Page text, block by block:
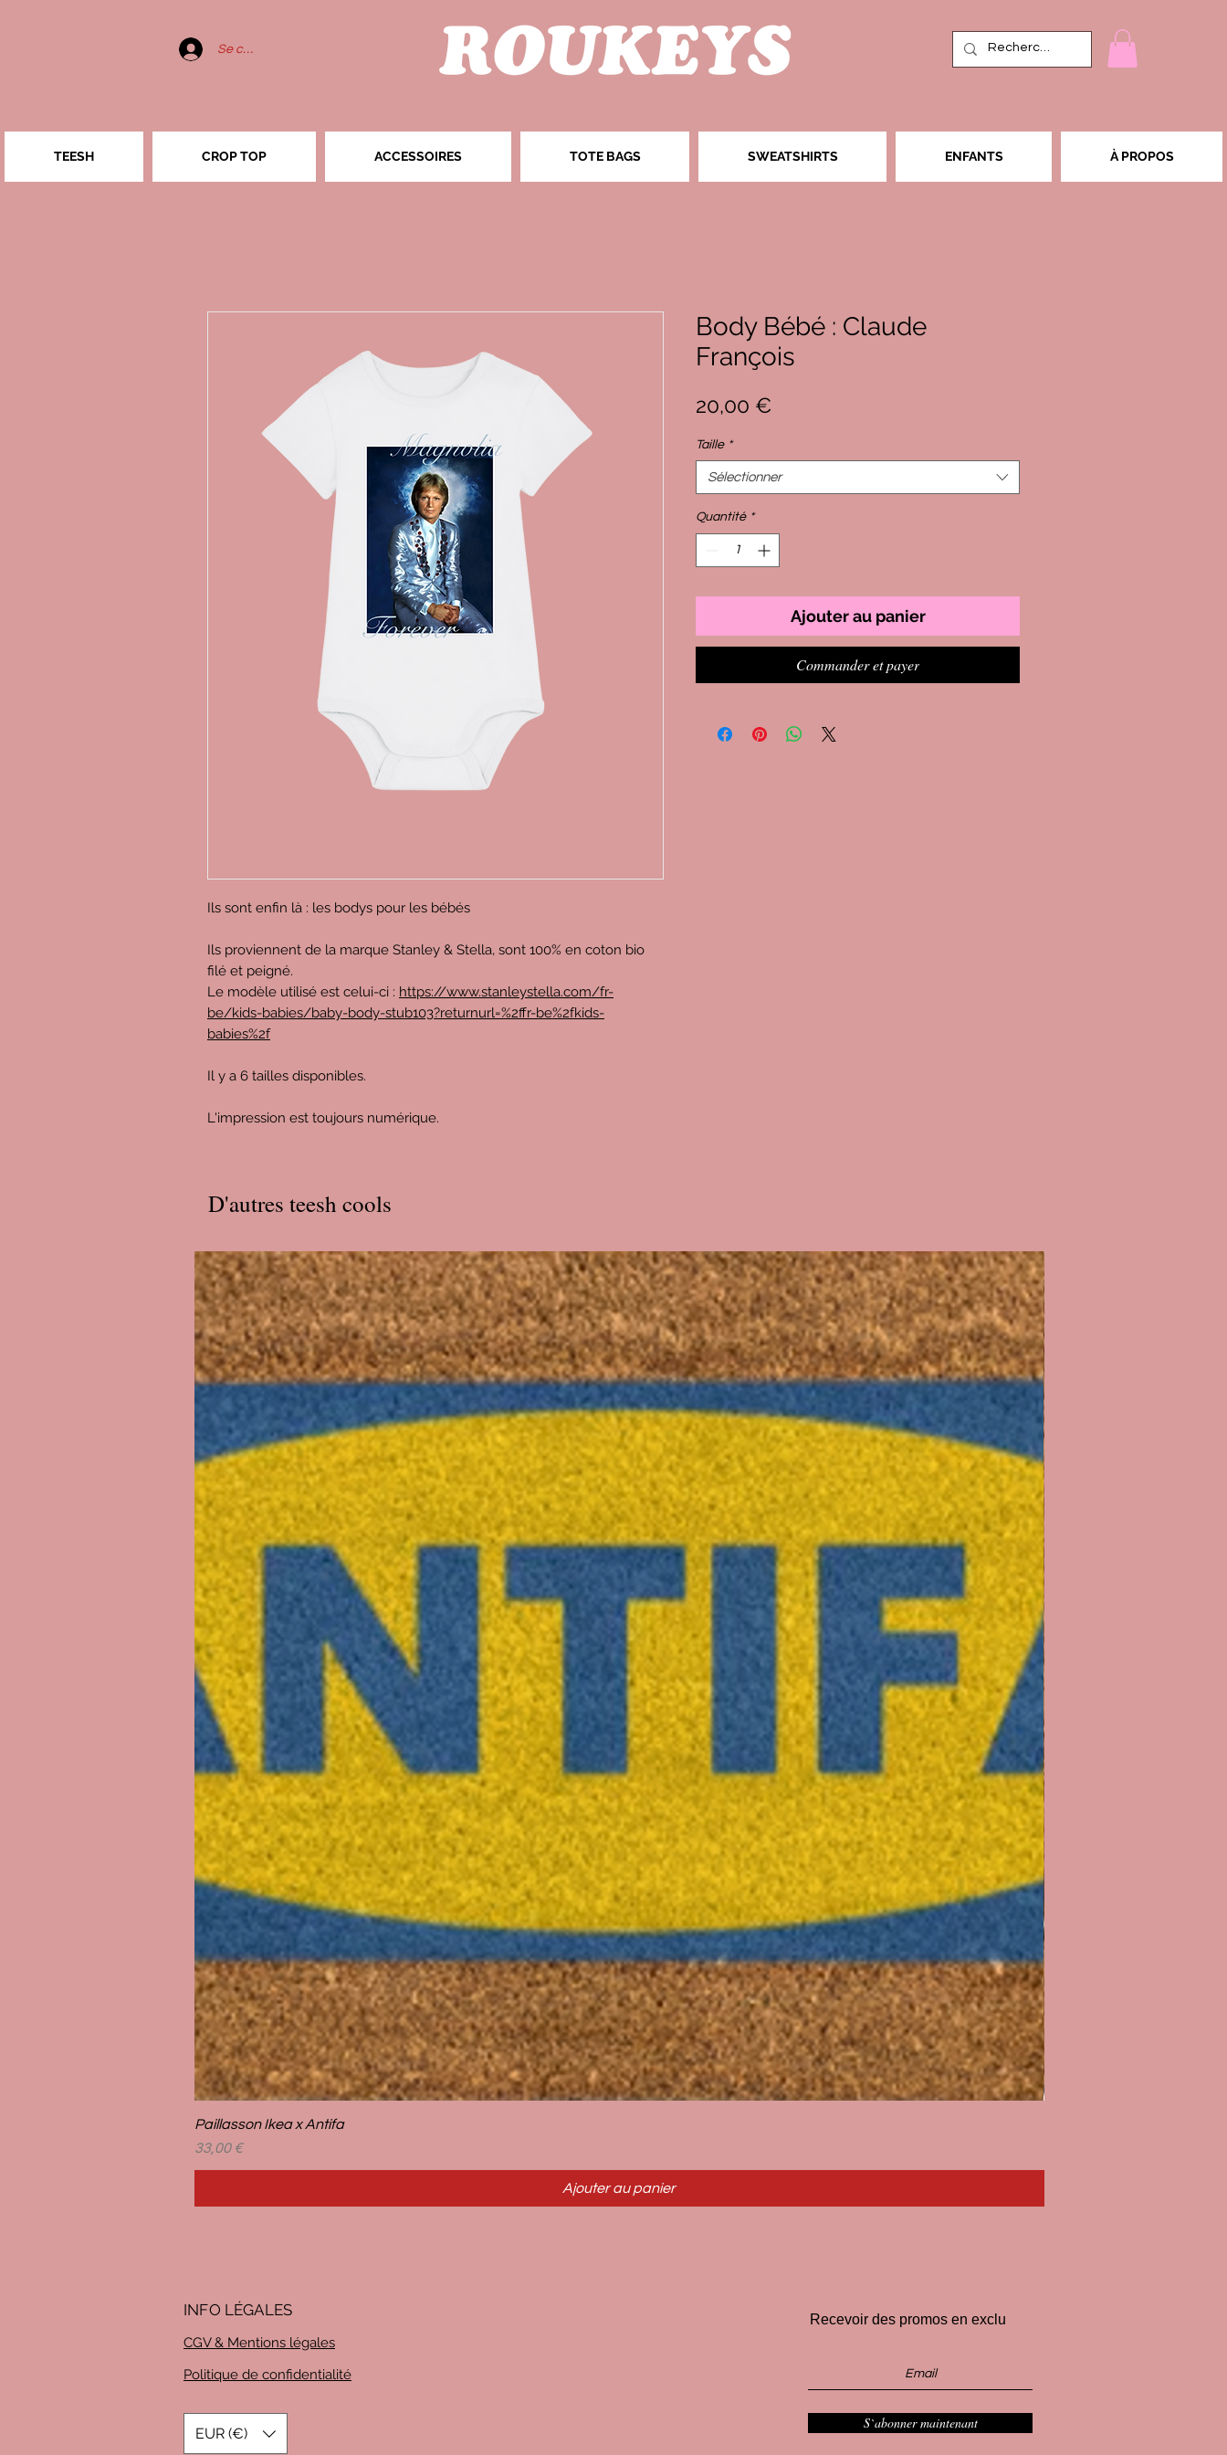
Se connecter
TEESH CROP TOP ACCESSOIRES TOTE BAGS SWEATSHIRTS ENFANTS À PROPOS
Ils sont enfin là : les bodys pour les bébés
Ils proviennent de la marque Stanley & Stella, sont 100% en coton bio
filé et peigné.
Le modèle utilisé est celui-ci : https://www.stanleystella.com/fr-
be/kids-babies/baby-body-stub103?returnurl=%2ffr-be%2fkids-
babies%2f
Il y a 6 tailles disponibles.
L'impression est toujours numérique.
Body Bébé : Claude
François
20,00 €
Taille *
Sélectionner
Quantité *
Ajouter au panier
Commander et payer
D'autres teesh cools
Paillasson Ikea x Antifa
Prix
33,00 €
Ajouter au panier
INFO LÉGALES
CGV & Mentions légales
Politique de confidentialité
EUR (€)
Recevoir des promos en exclu
S`abonner maintenant